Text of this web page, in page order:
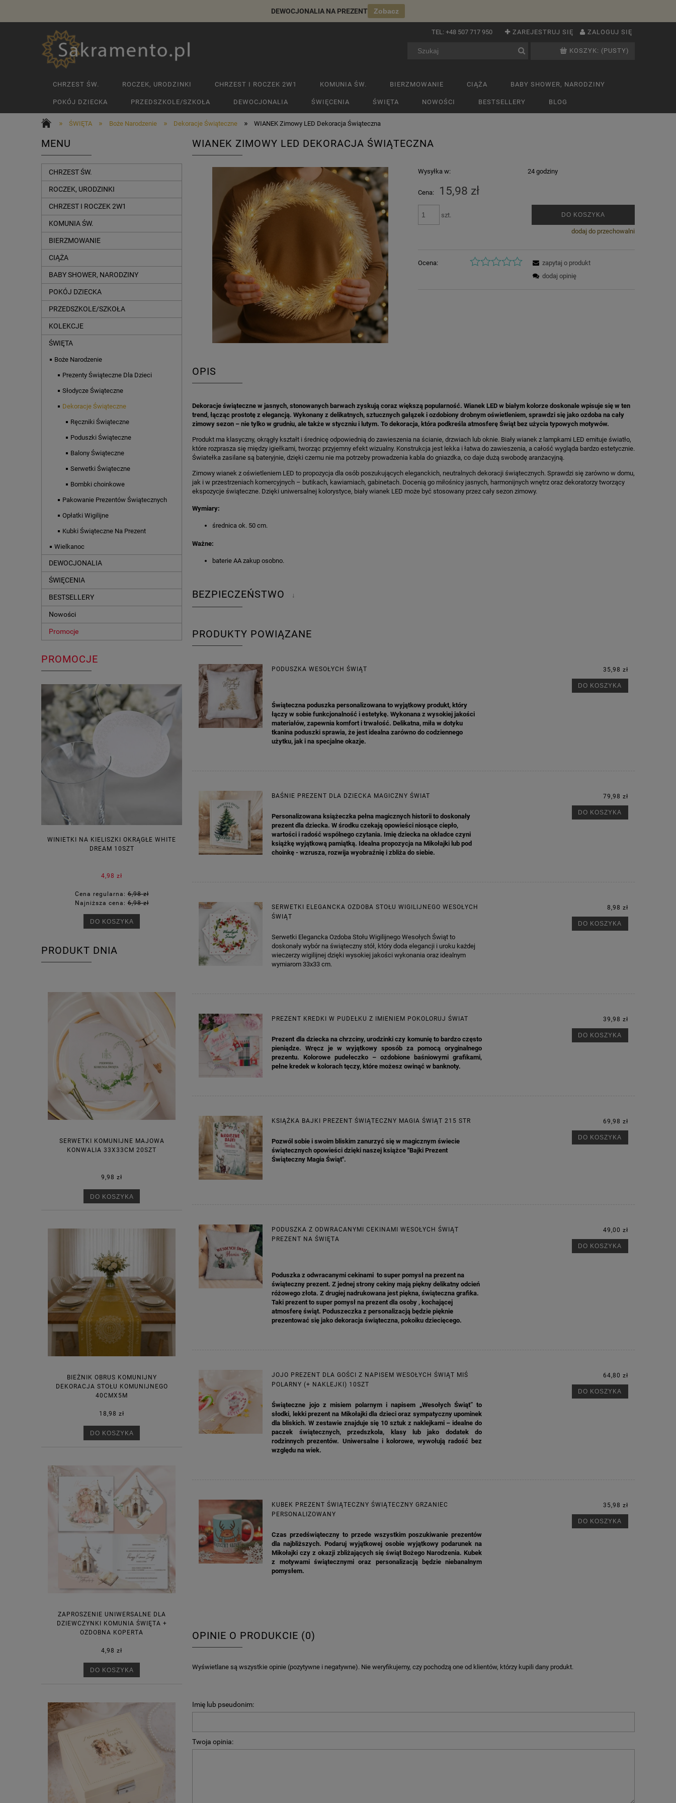
DEWOCJONALIA NA PREZENT Zobacz
ZAREJESTRUJ SIĘ ZALOGUJ SIĘ
TEL: +48 507 717 950
KOSZYK: (PUSTY)
CHRZEST ŚW. ROCZEK, URODZINKI CHRZEST I ROCZEK 2W1 KOMUNIA ŚW. BIERZMOWANIE CIĄŻA BABY SHOWER, NARODZINY
POKÓJ DZIECKA PRZEDSZKOLE/SZKOŁA DEWOCJONALIA ŚWIĘCENIA ŚWIĘTA NOWOŚCI BESTSELLERY BLOG
» ŚWIĘTA » Boże Narodzenie » Dekoracje Świąteczne » WIANEK Zimowy LED Dekoracja Świąteczna
MENU
CHRZEST ŚW.
ROCZEK, URODZINKI
CHRZEST I ROCZEK 2W1
KOMUNIA ŚW.
BIERZMOWANIE
CIĄŻA
BABY SHOWER, NARODZINY
POKÓJ DZIECKA
PRZEDSZKOLE/SZKOŁA
KOLEKCJE
ŚWIĘTA
Boże Narodzenie
Prezenty Świąteczne Dla Dzieci
Słodycze Świąteczne
Dekoracje Świąteczne
Ręczniki Świąteczne
Poduszki Świąteczne
Balony Świąteczne
Serwetki Świąteczne
Bombki choinkowe
Pakowanie Prezentów Świątecznych
Opłatki Wigilijne
Kubki Świąteczne Na Prezent
Wielkanoc
DEWOCJONALIA
ŚWIĘCENIA
BESTSELLERY
Nowości
Promocje
PROMOCJE
WINIETKI NA KIELISZKI OKRĄGŁE WHITE
DREAM 10SZT
4,98 zł
Cena regularna:6,98 zł
Najniższa cena:6,98 zł
DO KOSZYKA
PUDEŁECZKA PODZIĘKOWANIE ZŁOTA
KORONKA KWADRAT 10SZT
Najniższa cena:
3,00 zł
DO KOSZYKA
GIRLANDA BIAŁE PIÓRKA ZE ZŁOTEM
Najniższa cena:7,30 zł
PRODUKT DNIA
SERWETKI KOMUNIJNE MAJOWA
KONWALIA 33X33CM 20SZT
9,98 zł
DO KOSZYKA
BIEŻNIK OBRUS KOMUNIJNY
DEKORACJA STOŁU KOMUNIJNEGO
40CMX5M
18,98 zł
DO KOSZYKA
ZAPROSZENIE UNIWERSALNE DLA
DZIEWCZYNKI KOMUNIA ŚWIĘTA +
OZDOBNA KOPERTA
4,98 zł
DO KOSZYKA
WIANEK ZIMOWY LED DEKORACJA ŚWIĄTECZNA
Wysyłka w: 24 godziny
Cena: 15,98 zł
szt. DO KOSZYKA
dodaj do przechowalni
Ocena:
zapytaj o produkt
dodaj opinię
OPIS
Dekoracje świąteczne w jasnych, stonowanych barwach zyskują coraz większą popularność. Wianek LED w białym kolorze doskonale wpisuje się w ten
trend, łącząc prostotę z elegancją. Wykonany z delikatnych, sztucznych gałązek i ozdobiony drobnym oświetleniem, sprawdzi się jako ozdoba na cały
zimowy sezon – nie tylko w grudniu, ale także w styczniu i lutym. To dekoracja, która podkreśla atmosferę Świąt bez użycia typowych motywów.
Produkt ma klasyczny, okrągły kształt i średnicę odpowiednią do zawieszenia na ścianie, drzwiach lub oknie. Biały wianek z lampkami LED emituje światło,
które rozprasza się między igiełkami, tworząc przyjemny efekt wizualny. Konstrukcja jest lekka i łatwa do zawieszenia, a całość wygląda bardzo estetycznie.
Światełka zasilane są bateryjnie, dzięki czemu nie ma potrzeby prowadzenia kabla do gniazdka, co daje dużą swobodę aranżacyjną.
Zimowy wianek z oświetleniem LED to propozycja dla osób poszukujących eleganckich, neutralnych dekoracji świątecznych. Sprawdzi się zarówno w domu,
jak i w przestrzeniach komercyjnych – butikach, kawiarniach, gabinetach. Docenią go miłośnicy jasnych, harmonijnych wnętrz oraz dekoratorzy tworzący
ekspozycje świąteczne. Dzięki uniwersalnej kolorystyce, biały wianek LED może być stosowany przez cały sezon zimowy.
Wymiary:
średnica ok. 50 cm.
Ważne:
baterie AA zakup osobno.
BEZPIECZEŃSTWO ↓
PRODUKTY POWIĄZANE
PODUSZKA WESOŁYCH ŚWIĄT
Świąteczna poduszka personalizowana to wyjątkowy produkt, który
łączy w sobie funkcjonalność i estetykę. Wykonana z wysokiej jakości
materiałów, zapewnia komfort i trwałość. Delikatna, miła w dotyku
tkanina poduszki sprawia, że jest idealna zarówno do codziennego
użytku, jak i na specjalne okazje.
35,98 zł
DO KOSZYKA
BAŚNIE PREZENT DLA DZIECKA MAGICZNY ŚWIAT
Personalizowana książeczka pełna magicznych historii to doskonały
prezent dla dziecka. W środku czekają opowieści niosące ciepło,
wartości i radość wspólnego czytania. Imię dziecka na okładce czyni
książkę wyjątkową pamiątką. Idealna propozycja na Mikołajki lub pod
choinkę - wzrusza, rozwija wyobraźnię i zbliża do siebie.
79,98 zł
DO KOSZYKA
SERWETKI ELEGANCKA OZDOBA STOŁU WIGILIJNEGO WESOŁYCH
ŚWIĄT
Serwetki Elegancka Ozdoba Stołu Wigilijnego Wesołych Świąt to
doskonały wybór na świąteczny stół, który doda elegancji i uroku każdej
wieczerzy wigilijnej dzięki wysokiej jakości wykonania oraz idealnym
wymiarom 33x33 cm.
8,98 zł
DO KOSZYKA
PREZENT KREDKI W PUDEŁKU Z IMIENIEM POKOLORUJ ŚWIAT
Prezent dla dziecka na chrzciny, urodzinki czy komunię to bardzo często
pieniądze. Wręcz je w wyjątkowy sposób za pomocą oryginalnego
prezentu. Kolorowe pudełeczko – ozdobione baśniowymi grafikami,
pełne kredek w kolorach tęczy, które możesz owinąć w banknoty.
39,98 zł
DO KOSZYKA
KSIĄŻKA BAJKI PREZENT ŚWIĄTECZNY MAGIA ŚWIĄT 215 STR
Pozwól sobie i swoim bliskim zanurzyć się w magicznym świecie
świątecznych opowieści dzięki naszej książce "Bajki Prezent
Świąteczny Magia Świąt".
69,98 zł
DO KOSZYKA
PODUSZKA Z ODWRACANYMI CEKINAMI WESOŁYCH ŚWIĄT
PREZENT NA ŚWIĘTA
Poduszka z odwracanymi cekinami to super pomysł na prezent na
świąteczny prezent. Z jednej strony cekiny mają piękny delikatny odcień
różowego złota. Z drugiej nadrukowana jest piękna, świąteczna grafika.
Taki prezent to super pomysł na prezent dla osoby , kochającej
atmosferę świąt. Poduszeczka z personalizacją będzie pięknie
prezentować się jako dekoracja świąteczna, pokoiku dziecięcego.
49,00 zł
DO KOSZYKA
JOJO PREZENT DLA GOŚCI Z NAPISEM WESOŁYCH ŚWIĄT MIŚ
POLARNY (+ NAKLEJKI) 10SZT
Świąteczne jojo z misiem polarnym i napisem „Wesołych Świąt” to
słodki, lekki prezent na Mikołajki dla dzieci oraz sympatyczny upominek
dla bliskich. W zestawie znajduje się 10 sztuk z naklejkami – idealne do
paczek świątecznych, przedszkola, klasy lub jako dodatek do
rodzinnych prezentów. Uniwersalne i kolorowe, wywołują radość bez
względu na wiek.
64,80 zł
DO KOSZYKA
KUBEK PREZENT ŚWIĄTECZNY ŚWIĄTECZNY GRZANIEC
PERSONALIZOWANY
Czas przedświąteczny to przede wszystkim poszukiwanie prezentów
dla najbliższych. Podaruj wyjątkowej osobie wyjątkowy podarunek na
Mikołajki czy z okazji zbliżających się świąt Bożego Narodzenia. Kubek
z motywami świątecznymi oraz personalizacją będzie niebanalnym
pomysłem.
35,98 zł
DO KOSZYKA
OPINIE O PRODUKCIE (0)
Wyświetlane są wszystkie opinie (pozytywne i negatywne). Nie weryfikujemy, czy pochodzą one od klientów, którzy kupili dany produkt.
Imię lub pseudonim:
Twoja opinia: